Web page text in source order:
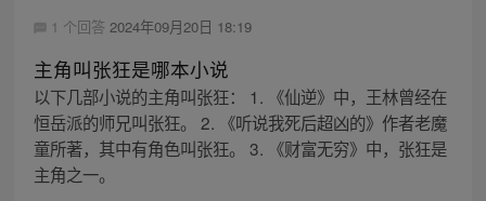
1 个回答 2024年09月20日 18:19
主角叫张狂是哪本小说
以下几部小说的主角叫张狂： 1. 《仙逆》中，王林曾经在
恒岳派的师兄叫张狂。 2. 《听说我死后超凶的》作者老魔
童所著，其中有角色叫张狂。 3. 《财富无穷》中，张狂是
主角之一。